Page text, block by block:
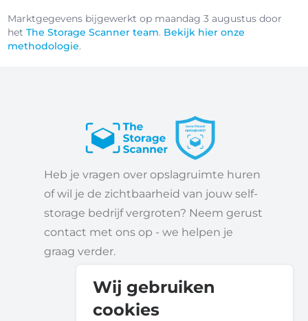
Marktgegevens bijgewerkt op maandag 3 augustus door
hetThe Storage Scanner team. Bekijk hier onze
methodologie.
Wij gebruiken
cookies
Heb je vragen over opslagruimte huren
of wil je de zichtbaarheid van jouw self-
storage bedrijf vergroten? Neem gerust
contact met ons op - we helpen je
graag verder.